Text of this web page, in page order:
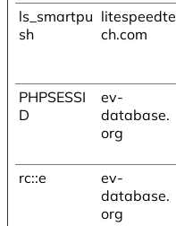
ls_smartpu
sh
litespeedte
ch.com
PHPSESSI
D
ev-
database.
org
rc::e
ev-
database.
org